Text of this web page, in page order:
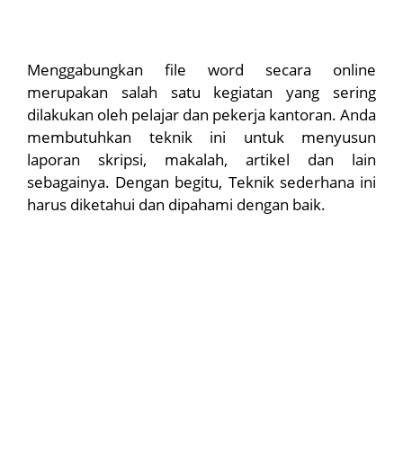
Menggabungkan file word secara online
merupakan salah satu kegiatan yang sering
dilakukan oleh pelajar dan pekerja kantoran. Anda
membutuhkan teknik ini untuk menyusun
laporan skripsi, makalah, artikel dan lain
sebagainya. Dengan begitu, Teknik sederhana ini
harus diketahui dan dipahami dengan baik.